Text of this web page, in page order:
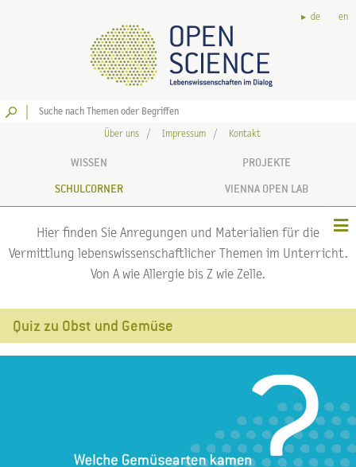
de en
Über uns Impressum Kontakt
WISSEN PROJEKTE
SCHULCORNER VIENNA OPEN LAB
Hier finden Sie Anregungen und Materialien für die
Vermittlung lebenswissenschaftlicher Themen im Unterricht.
Von A wie Allergie bis Z wie Zelle.
Quiz zu Obst und Gemüse